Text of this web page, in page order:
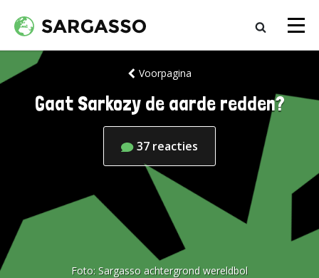
Voorpagina
Gaat Sarkozy de aarde redden?
37 reacties
Foto: Sargasso achtergrond wereldbol